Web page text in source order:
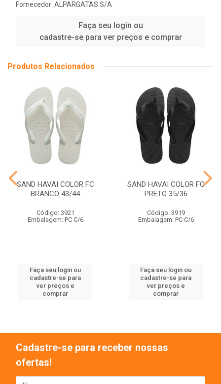
Fornecedor: ALPARGATAS S/A
Faça seu login ou
cadastre-se para ver preços e comprar
Produtos Relacionados
SAND HAVAI COLOR FC
BRANCO 43/44
Código: 3921
Embalagem: PC C/6
Faça seu login ou
cadastre-se para
ver preços e
comprar
SAND HAVAI COLOR FC
PRETO 35/36
Código: 3919
Embalagem: PC C/6
Faça seu login ou
cadastre-se para
ver preços e
comprar
Cadastre-se para receber nossas
ofertas!